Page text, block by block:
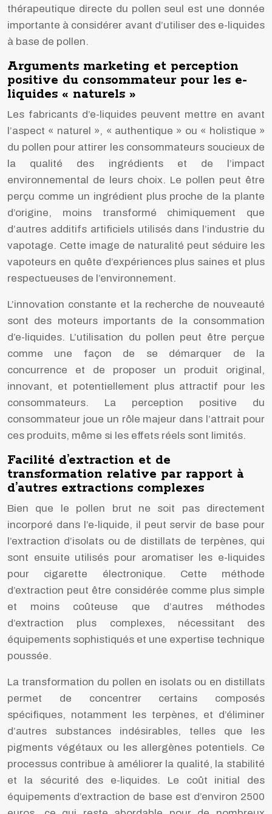
thérapeutique directe du pollen seul est une donnée
importante à considérer avant d’utiliser des e-liquides
à base de pollen.
Arguments marketing et perception
positive du consommateur pour les e-
liquides « naturels »
Les fabricants d’e-liquides peuvent mettre en avant
l’aspect « naturel », « authentique » ou « holistique »
du pollen pour attirer les consommateurs soucieux de
la qualité des ingrédients et de l’impact
environnemental de leurs choix. Le pollen peut être
perçu comme un ingrédient plus proche de la plante
d’origine, moins transformé chimiquement que
d’autres additifs artificiels utilisés dans l’industrie du
vapotage. Cette image de naturalité peut séduire les
vapoteurs en quête d’expériences plus saines et plus
respectueuses de l’environnement.
L’innovation constante et la recherche de nouveauté
sont des moteurs importants de la consommation
d’e-liquides. L’utilisation du pollen peut être perçue
comme une façon de se démarquer de la
concurrence et de proposer un produit original,
innovant, et potentiellement plus attractif pour les
consommateurs. La perception positive du
consommateur joue un rôle majeur dans l’attrait pour
ces produits, même si les effets réels sont limités.
Facilité d’extraction et de
transformation relative par rapport à
d’autres extractions complexes
Bien que le pollen brut ne soit pas directement
incorporé dans l’e-liquide, il peut servir de base pour
l’extraction d’isolats ou de distillats de terpènes, qui
sont ensuite utilisés pour aromatiser les e-liquides
pour cigarette électronique. Cette méthode
d’extraction peut être considérée comme plus simple
et moins coûteuse que d’autres méthodes
d’extraction plus complexes, nécessitant des
équipements sophistiqués et une expertise technique
poussée.
La transformation du pollen en isolats ou en distillats
permet de concentrer certains composés
spécifiques, notamment les terpènes, et d’éliminer
d’autres substances indésirables, telles que les
pigments végétaux ou les allergènes potentiels. Ce
processus contribue à améliorer la qualité, la stabilité
et la sécurité des e-liquides. Le coût initial des
équipements d’extraction de base est d’environ 2500